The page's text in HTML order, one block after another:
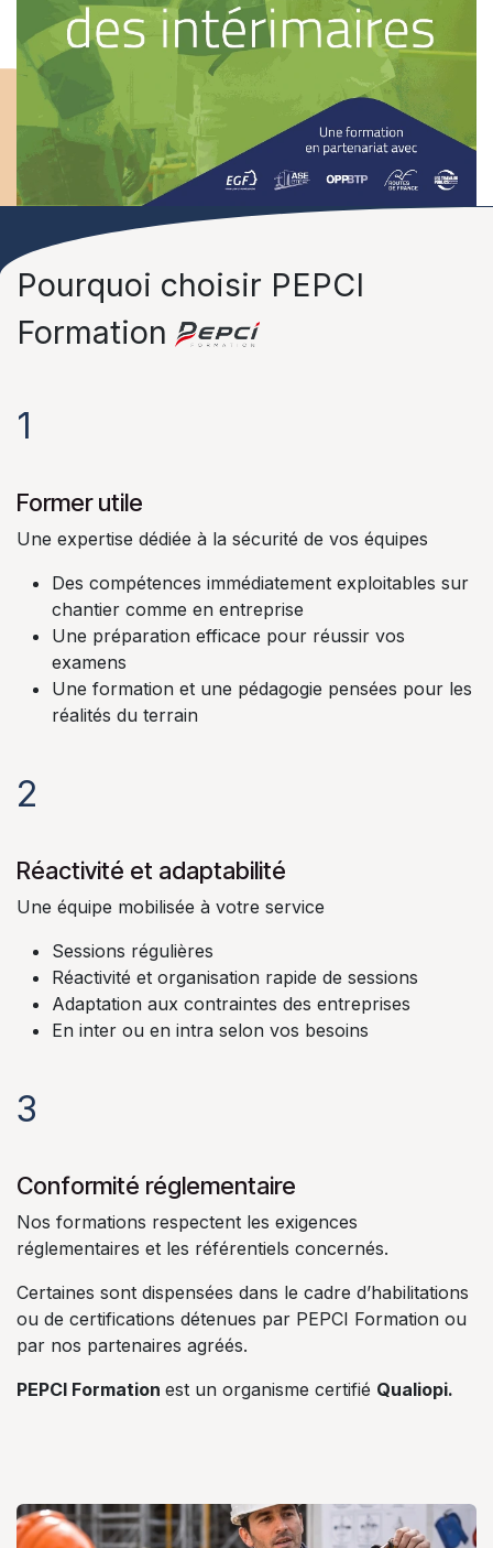
Pourquoi choisir PEPCI
Formation
1
Former utile
Une expertise dédiée à la sécurité de vos équipes
Des compétences immédiatement exploitables sur
chantier comme en entreprise
Une préparation efficace pour réussir vos
examens
Une formation et une pédagogie pensées pour les
réalités du terrain
2
Réactivité et adaptabilité
Une équipe mobilisée à votre service
Sessions régulières
Réactivité et organisation rapide de sessions
Adaptation aux contraintes des entreprises
En inter ou en intra selon vos besoins
3
Conformité réglementaire
Nos formations respectent les exigences
réglementaires et les référentiels concernés.
Certaines sont dispensées dans le cadre d’habilitations
ou de certifications détenues par PEPCI Formation ou
par nos partenaires agréés.
PEPCI Formation est un organisme certifié Qualiopi.